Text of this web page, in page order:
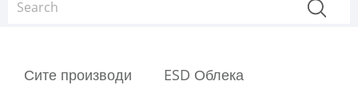
Сите производи ESD Облека